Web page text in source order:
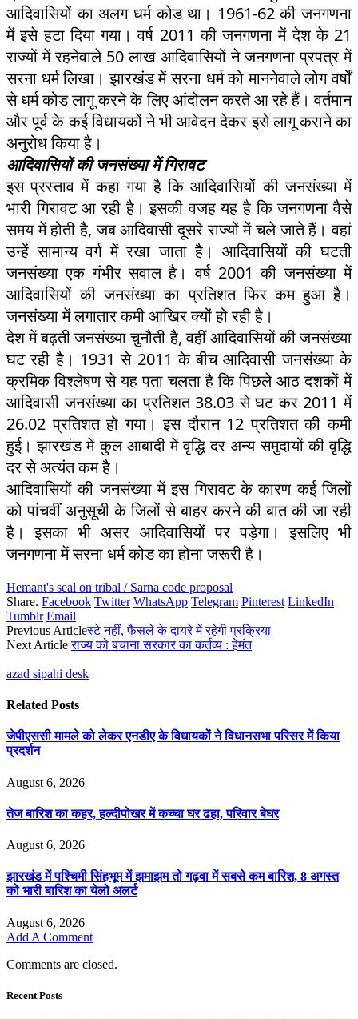
आदिवासियों का अलग धर्म कोड था। 1961-62 की जनगणना
में इसे हटा दिया गया। वर्ष 2011 की जनगणना में देश के 21
राज्यों में रहनेवाले 50 लाख आदिवासियों ने जनगणना प्रपत्र में
सरना धर्म लिखा। झारखंड में सरना धर्म को माननेवाले लोग वर्षों
से धर्म कोड लागू करने के लिए आंदोलन करते आ रहे हैं। वर्तमान
और पूर्व के कई विधायकों ने भी आवेदन देकर इसे लागू कराने का
अनुरोध किया है।
आदिवासियों की जनसंख्या में गिरावट
इस प्रस्ताव में कहा गया है कि आदिवासियों की जनसंख्या में
भारी गिरावट आ रही है। इसकी वजह यह है कि जनगणना वैसे
समय में होती है, जब आदिवासी दूसरे राज्यों में चले जाते हैं। वहां
उन्हें सामान्य वर्ग में रखा जाता है। आदिवासियों की घटती
जनसंख्या एक गंभीर सवाल है। वर्ष 2001 की जनसंख्या में
आदिवासियों की जनसंख्या का प्रतिशत फिर कम हुआ है।
जनसंख्या में लगातार कमी आखिर क्यों हो रही है।
देश में बढ़ती जनसंख्या चुनौती है, वहीं आदिवासियों की जनसंख्या
घट रही है। 1931 से 2011 के बीच आदिवासी जनसंख्या के
क्रमिक विश्लेषण से यह पता चलता है कि पिछले आठ दशकों में
आदिवासी जनसंख्या का प्रतिशत 38.03 से घट कर 2011 में
26.02 प्रतिशत हो गया। इस दौरान 12 प्रतिशत की कमी
हुई। झारखंड में कुल आबादी में वृद्धि दर अन्य समुदायों की वृद्धि
दर से अत्यंत कम है।
आदिवासियों की जनसंख्या में इस गिरावट के कारण कई जिलों
को पांचवीं अनुसूची के जिलों से बाहर करने की बात की जा रही
है। इसका भी असर आदिवासियों पर पड़ेगा। इसलिए भी
जनगणना में सरना धर्म कोड का होना जरूरी है।
Hemant's seal on tribal / Sarna code proposal
Share. Facebook Twitter WhatsApp Telegram Pinterest LinkedIn
Tumblr Email
Previous Articleस्टे नहीं, फैसले के दायरे में रहेगी प्रक्रिया
Next Articleराज्य को बचाना सरकार का कर्तव्य : हेमंत
azad sipahi desk
Related Posts
जेपीएससी मामले को लेकर एनडीए के विधायकों ने विधानसभा परिसर में किया
प्रदर्शन
August 6, 2026
तेज बारिश का कहर, हल्दीपोखर में कच्चा घर ढहा, परिवार बेघर
August 6, 2026
झारखंड में पश्चिमी सिंहभूम में झमाझम तो गढ़वा में सबसे कम बारिश, 8 अगस्त
को भारी बारिश का येलो अलर्ट
August 6, 2026
Add A Comment
Comments are closed.
Recent Posts